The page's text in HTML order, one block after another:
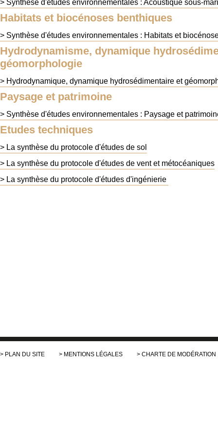
> Synthèse d'études environnementales : Acoustique sous-
Habitats et biocénoses benthiques
> Synthèse d'études environnementales : Habitats et
Hydrodynamisme, dynamique
géomorphologie
> Hydrodynamique, dynamique hydrosédimentaire et
Paysage et patrimoine
> Synthèse d'études environnementales : Paysage et
Etudes techniques
> La synthèse du protocole d'études de sol
> La synthèse du protocole d'études de vent et métocéaniques
> La synthèse du protocole d'études d'ingénierie
PLAN DU SITE MENTIONS LÉGALES CHARTE DE MODÉRATION